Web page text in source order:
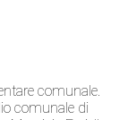
comunale.
comunale di